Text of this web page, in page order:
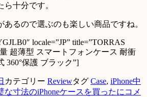
ら十分です。
るので選ぶのも楽しい商品ですね。
locale=”JP” title=”TORRAS
量 超薄型 スマートフォンケース 耐衝
360°保護 ブラック”]
カテゴリー Reviewタグ Case, iPhone中
な寸法のiPhoneケースを買ったに コメ